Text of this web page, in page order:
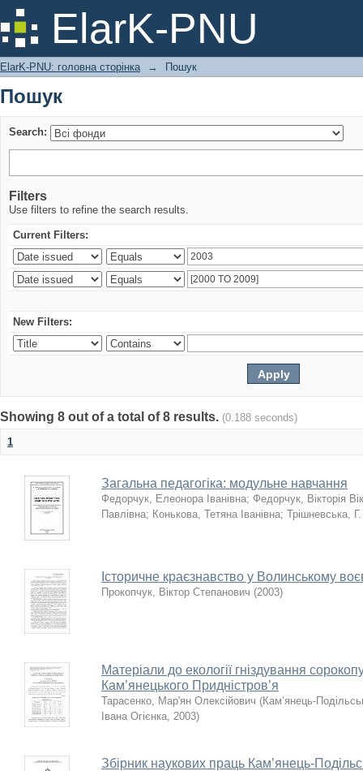
ElarK-PNU
Пошук
ElarK-PNU: головна сторінка → Пошук
Пошук
Search:
Filters
Use filters to refine the search results.
Current Filters:
New Filters:
Showing 8 out of a total of 8 results. (0.188 seconds)
1
Загальна педагогіка: модульне навчання
Федорчук, Елеонора Іванівна; Федорчук, Вікторія
Павлівна; Конькова, Тетяна Іванівна; Трішневська,
Історичне краєзнавство у Волинському
Прокопчук, Віктор Степанович (2003)
Матеріали до екології гніздування
Кам’янецького Придністров’я
Тарасенко, Мар'ян Олексійович (Кам’янець-
Івана Огієнка, 2003)
Збірник наукових праць Кам’янець-